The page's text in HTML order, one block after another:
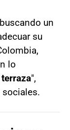
un
su
lo
",
sociales.